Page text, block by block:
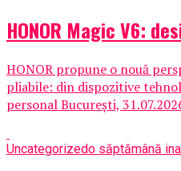
HONOR Magic V6:
HONOR propune o nouă
pliabile: din dispozitive
personal București,
Uncategorizedo săptămână